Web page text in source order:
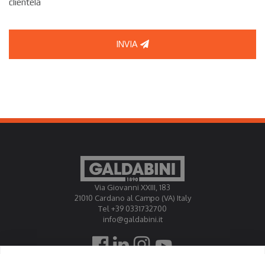
INVIA
Via Giovanni XXIII, 183
21010 Cardano al Campo (VA) Italy
Tel +39 0331732700
info@galdabini.it